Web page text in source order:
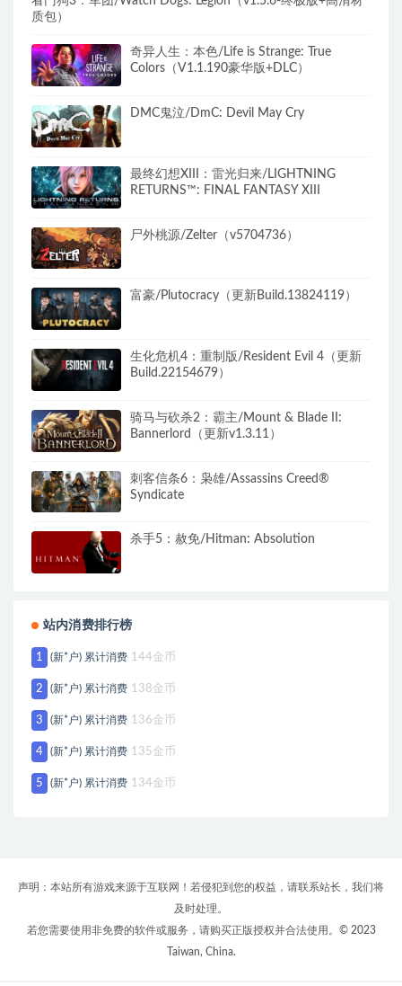
质包）
奇异人生：本色/Life is Strange: True
Colors（V1.1.190豪华版+DLC）
DMC鬼泣/DmC: Devil May Cry
最终幻想XIII：雷光归来/LIGHTNING
RETURNS™: FINAL FANTASY XIII
尸外桃源/Zelter（v5704736）
富豪/Plutocracy（更新Build.13824119）
生化危机4：重制版/Resident Evil 4（更新
Build.22154679）
骑马与砍杀2：霸主/Mount & Blade II:
Bannerlord（更新v1.3.11）
刺客信条6：枭雄/Assassins Creed®
Syndicate
杀手5：赦免/Hitman: Absolution
站内消费排行榜
1 (新*户) 累计消费 144金币
2 (新*户) 累计消费 138金币
3 (新*户) 累计消费 136金币
4 (新*户) 累计消费 135金币
5 (新*户) 累计消费 134金币
声明：本站所有游戏来源于互联网！若侵犯到您的权益，请联系站长，我们将
及时处理。
若您需要使用非免费的软件或服务，请购买正版授权并合法使用。© 2023
Taiwan, China.